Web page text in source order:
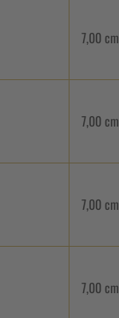
7,00 cm
7,00 cm
7,00 cm
7,00 cm